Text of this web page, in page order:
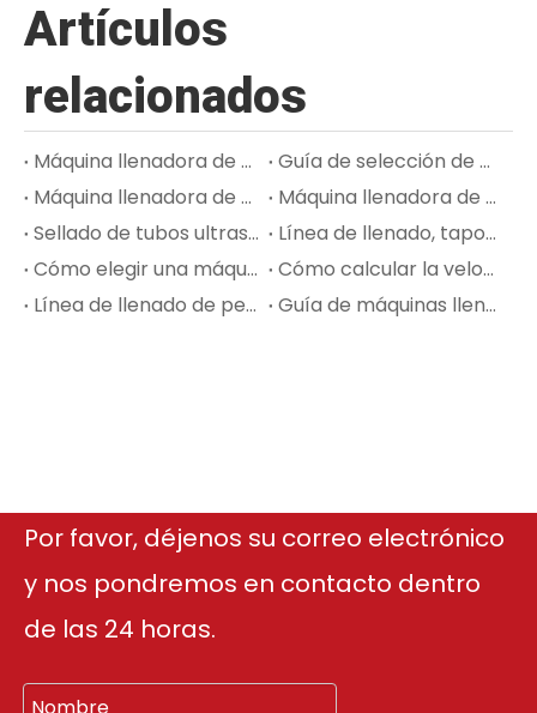
Artículos
relacionados
Máquina llenadora de tubos de pasta de dientes: cómo manejar pasta de alta viscosidad y sellado estable
Guía de selección de máquinas llenadoras de crema para productos cosméticos de alta viscosidad
Máquina llenadora de rímel y brillo labial: proceso de llenado, taponado y taponado
Máquina llenadora de tubos para ungüentos: higiene, precisión de dosificación y calidad de sellado para envases farmacéuticos
Sellado de tubos ultrasónico versus de aire caliente para tubos de plástico y laminados
Línea de llenado, taponado y etiquetado de perfumes: lo que los compradores deben saber
Cómo elegir una máquina llenadora de loción para la producción de productos para el cuidado de la piel
Cómo calcular la velocidad de llenado y la capacidad de producción para su línea de envasado
Línea de llenado de perfumes para instalaciones de llenado por contrato y OEM
Guía de máquinas llenadoras de cosméticos para lociones, cremas, sueros y perfumes
Por favor, déjenos su correo electrónico
y nos pondremos en contacto dentro
de las 24 horas.